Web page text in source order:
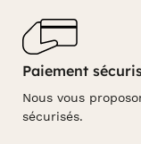
Paiement
Nous vous
sécurisés.